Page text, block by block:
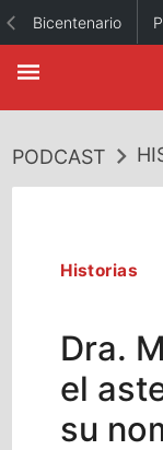
Bicentenario
PODCAST
Historias
Dra.
el
su